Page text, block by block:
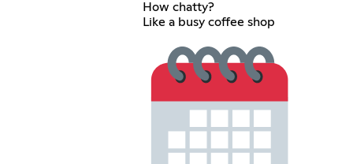
How chatty?
Like a busy coffee shop